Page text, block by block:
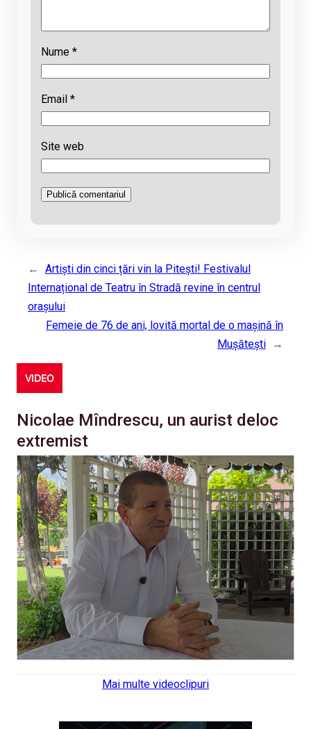
Nume *
Email *
Site web
←
Artiști din cinci țări vin la Pitești! Festivalul
Internațional de Teatru în Stradă revine în centrul
orașului
Femeie de 76 de ani, lovită mortal de o mașină în
Mușătești
→
VIDEO
Nicolae Mîndrescu, un aurist deloc
extremist
Mai multe videoclipuri